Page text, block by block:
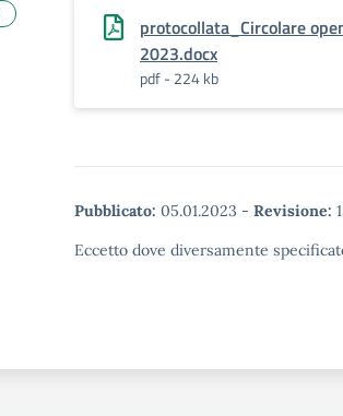
protocollata_Circolare
2023.docx
pdf - 224 kb
Pubblicato: 05.01.2023 - Revisione:
Eccetto dove diversamente